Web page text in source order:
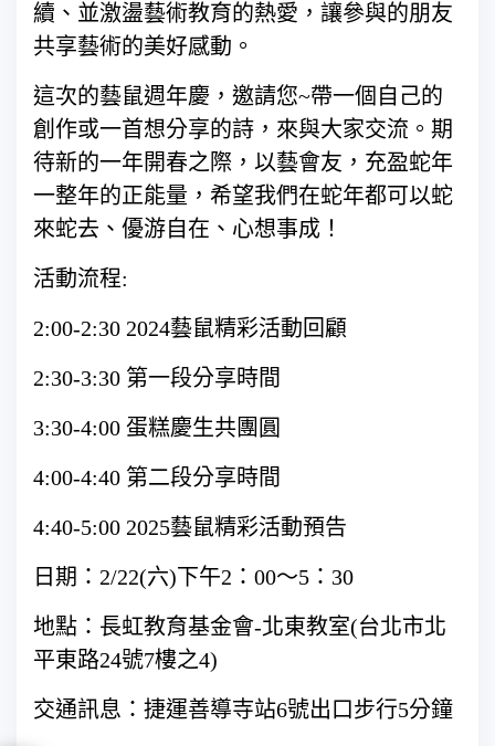
續、並激盪藝術教育的熱愛，讓參與的朋友
共享藝術的美好感動。
這次的藝鼠週年慶，邀請您~帶一個自己的
創作或一首想分享的詩，來與大家交流。期
待新的一年開春之際，以藝會友，充盈蛇年
一整年的正能量，希望我們在蛇年都可以蛇
來蛇去、優游自在、心想事成！
活動流程:
2:00-2:30 2024藝鼠精彩活動回顧
2:30-3:30 第一段分享時間
3:30-4:00 蛋糕慶生共團圓
4:00-4:40 第二段分享時間
4:40-5:00 2025藝鼠精彩活動預告
日期：2/22(六)下午2：00～5：30
地點：長虹教育基金會-北東教室(台北市北
平東路24號7樓之4)
交通訊息：捷運善導寺站6號出口步行5分鐘